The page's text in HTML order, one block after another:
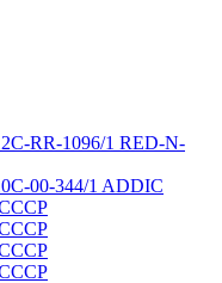
RR-1096/1 RED-N-
00-344/1 ADDIC
СССР
СССР
СССР
СССР